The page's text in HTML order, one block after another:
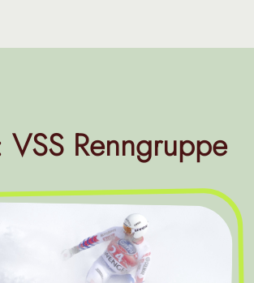
Renngruppe